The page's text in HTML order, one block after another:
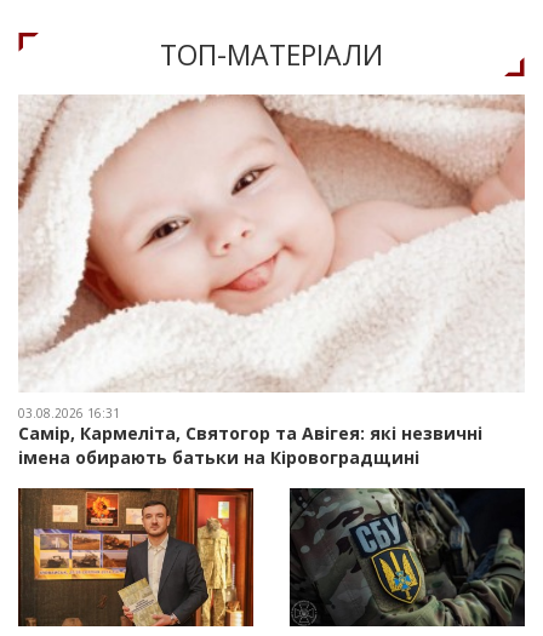
ТОП-МАТЕРIАЛИ
03.08.2026 16:31
Самір, Кармеліта, Святогор та Авігея: які незвичні
імена обирають батьки на Кіровоградщині